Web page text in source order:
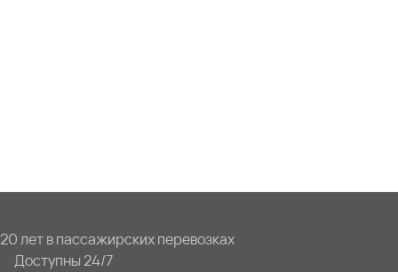
20 лет в пассажирских перевозках
Доступны 24/7